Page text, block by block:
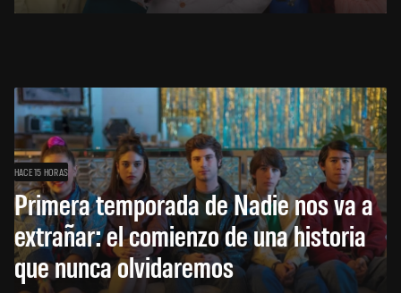
HACE 15 HORAS
Primera temporada de Nadie nos va a
extrañar: el comienzo de una historia
que nunca olvidaremos